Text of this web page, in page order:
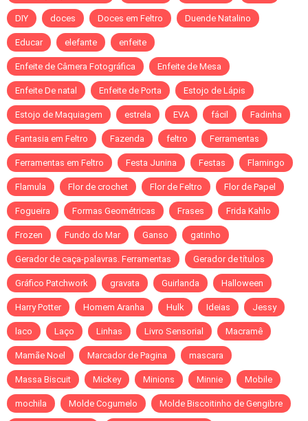
DIY doces Doces em Feltro Duende Natalino
Educar elefante enfeite
Enfeite de Câmera Fotográfica Enfeite de Mesa
Enfeite De natal Enfeite de Porta Estojo de Lápis
Estojo de Maquiagem estrela EVA fácil Fadinha
Fantasia em Feltro Fazenda feltro Ferramentas
Ferramentas em Feltro Festa Junina Festas Flamingo
Flamula Flor de crochet Flor de Feltro Flor de Papel
Fogueira Formas Geométricas Frases Frida Kahlo
Frozen Fundo do Mar Ganso gatinho
Gerador de caça-palavras. Ferramentas Gerador de títulos
Gráfico Patchwork gravata Guirlanda Halloween
Harry Potter Homem Aranha Hulk Ideias Jessy
laco Laço Linhas Livro Sensorial Macramê
Mamãe Noel Marcador de Pagina mascara
Massa Biscuit Mickey Minions Minnie Mobile
mochila Molde Cogumelo Molde Biscoitinho de Gengibre